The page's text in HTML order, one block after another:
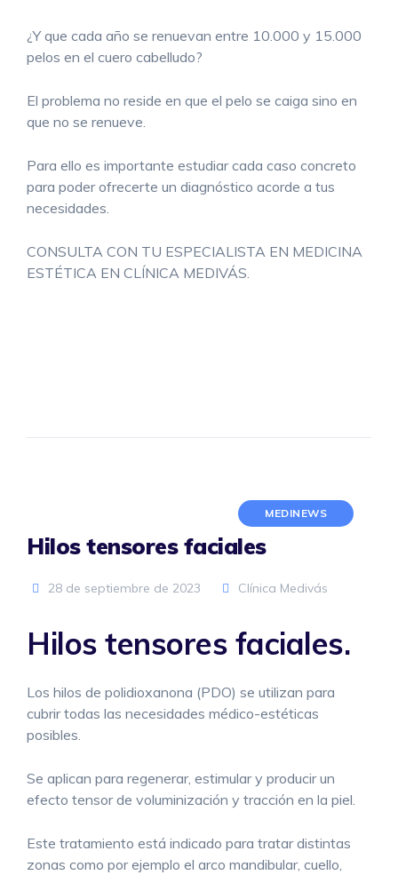
¿Y que cada año se renuevan entre 10.000 y 15.000
pelos en el cuero cabelludo?
El problema no reside en que el pelo se caiga sino en
que no se renueve.
Para ello es importante estudiar cada caso concreto
para poder ofrecerte un diagnóstico acorde a tus
necesidades.
CONSULTA CON TU ESPECIALISTA EN MEDICINA
ESTÉTICA EN CLÍNICA MEDIVÁS.
MEDINEWS
Hilos tensores faciales
28 de septiembre de 2023 Clínica Medivás
Hilos tensores faciales.
Los hilos de polidioxanona (PDO) se utilizan para
cubrir todas las necesidades médico-estéticas
posibles.
Se aplican para regenerar, estimular y producir un
efecto tensor de voluminización y tracción en la piel.
Este tratamiento está indicado para tratar distintas
zonas como por ejemplo el arco mandibular, cuello,